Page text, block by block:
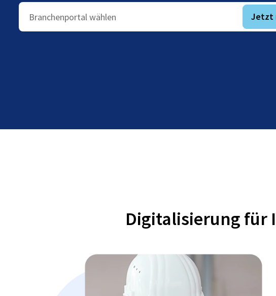
Branchenportal wählen Jetzt
Digitalisierung für